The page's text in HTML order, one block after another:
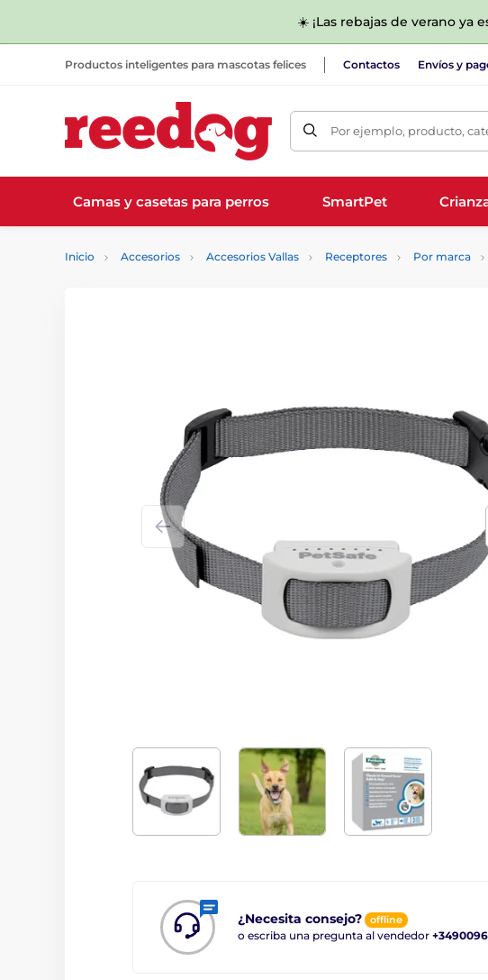
☀️ ¡Las rebajas de verano ya
Productos inteligentes para mascotas felices Contactos Envíos y
Por ejemplo, producto,
Camas y casetas para perros SmartPet
Inicio Accesorios Accesorios Vallas Receptores Por marca
¿Necesita consejo? offline
o escriba una pregunta al vendedor